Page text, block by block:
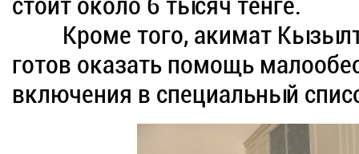
Кроме того, акимат
готов оказать помощь
включения в специальный